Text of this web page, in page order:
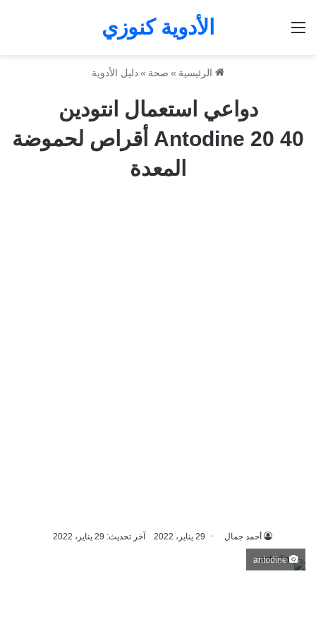
الأدوية كنوزي
الرئيسية » صحة »دليل الأدوية
دواعي استعمال انتودين
Antodine 20 40 أقراص لحموضة
المعدة
أحمد جمال 29 يناير، 2022 آخر تحديث: 29 يناير، 2022
antodine